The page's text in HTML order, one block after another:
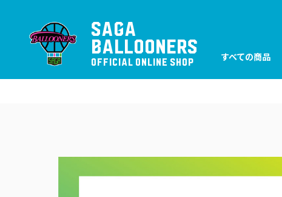
SAGA
BALLOONERS
OFFICIAL ONLINE SHOP すべての商品